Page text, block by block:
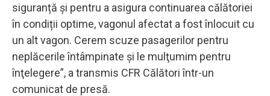
siguranță și pentru a asigura continuarea călătoriei
în condiții optime, vagonul afectat a fost înlocuit cu
un alt vagon. Cerem scuze pasagerilor pentru
neplăcerile întâmpinate şi le mulţumim pentru
înţelegere”, a transmis CFR Călători într-un
comunicat de presă.